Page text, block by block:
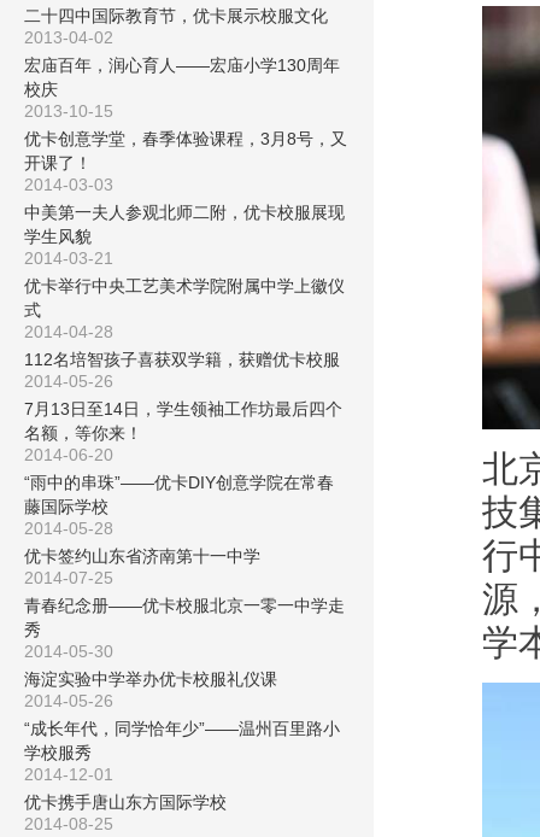
二十四中国际教育节，优卡展示校服文化
2013-04-02
宏庙百年，润心育人——宏庙小学130周年
校庆
2013-10-15
优卡创意学堂，春季体验课程，3月8号，又
开课了！
2014-03-03
中美第一夫人参观北师二附，优卡校服展现
学生风貌
2014-03-21
优卡举行中央工艺美术学院附属中学上徽仪
式
2014-04-28
112名培智孩子喜获双学籍，获赠优卡校服
2014-05-26
7月13日至14日，学生领袖工作坊最后四个
名额，等你来！
2014-06-20
“雨中的串珠”——优卡DIY创意学院在常春
藤国际学校
2014-05-28
优卡签约山东省济南第十一中学
2014-07-25
青春纪念册——优卡校服北京一零一中学走
秀
2014-05-30
海淀实验中学举办优卡校服礼仪课
2014-05-26
“成长年代，同学恰年少”——温州百里路小
学校服秀
2014-12-01
优卡携手唐山东方国际学校
2014-08-25
北
技
行
源
学